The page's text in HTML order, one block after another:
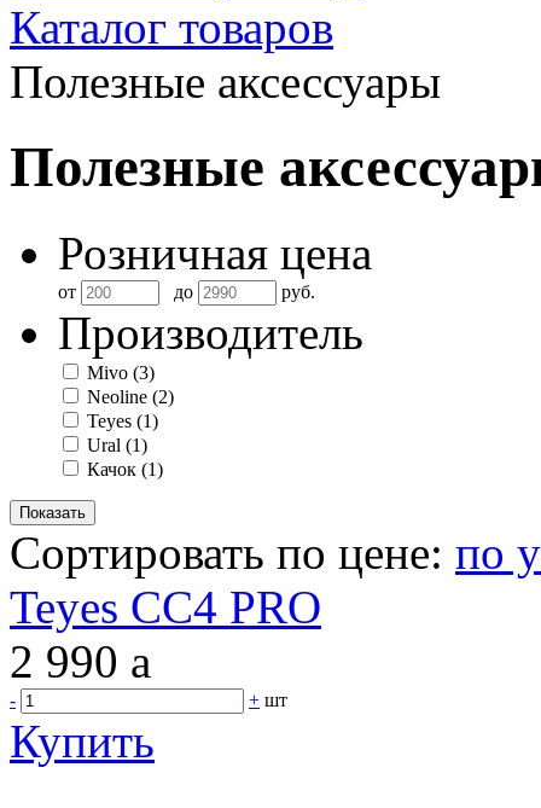
Каталог товаров
Полезные аксессуары
Полезные
Розничная цена
от до руб.
Производитель
Mivo (3)
Neoline (2)
Teyes (1)
Ural (1)
Качок (1)
Сортировать по цене: по
Teyes CC4 PRO
2 990 a
- + шт
Купить